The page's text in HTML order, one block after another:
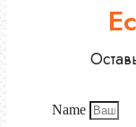
Name